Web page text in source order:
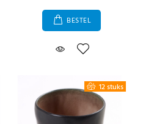
BESTEL
12 stuks